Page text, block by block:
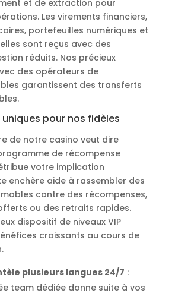
et de extraction pour
Les virements financiers,
portefeuilles numériques et
sont reçus avec des
réduits. Nos précieux
des opérateurs de
garantissent des transferts
uniques pour nos fidèles
de notre casino veut dire
de récompense
votre implication
enchère aide à rassembler des
contre des récompenses,
ou des retraits rapides.
dispositif de niveaux VIP
croissants au cours de
plusieurs langues 24/7 :
team dédiée donne suite à vos